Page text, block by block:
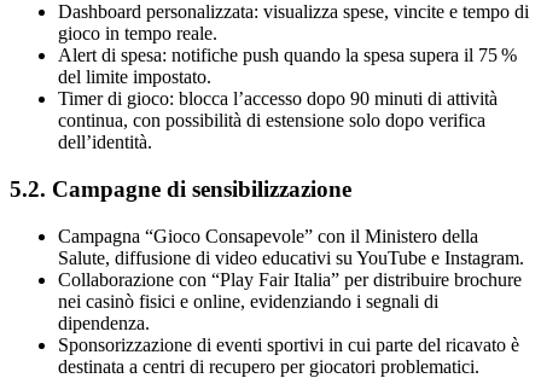
Dashboard personalizzata: visualizza spese, vincite e tempo di
gioco in tempo reale.
Alert di spesa: notifiche push quando la spesa supera il 75 %
del limite impostato.
Timer di gioco: blocca l’accesso dopo 90 minuti di attività
continua, con possibilità di estensione solo dopo verifica
dell’identità.
5.2. Campagne di sensibilizzazione
Campagna “Gioco Consapevole” con il Ministero della
Salute, diffusione di video educativi su YouTube e Instagram.
Collaborazione con “Play Fair Italia” per distribuire brochure
nei casinò fisici e online, evidenziando i segnali di
dipendenza.
Sponsorizzazione di eventi sportivi in cui parte del ricavato è
destinata a centri di recupero per giocatori problematici.